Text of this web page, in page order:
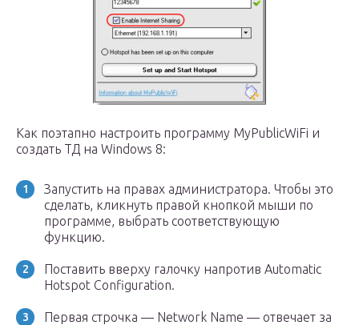
Как поэтапно настроить программу MyPublicWiFi и
создать ТД на Windows 8:
Запустить на правах администратора. Чтобы это
сделать, кликнуть правой кнопкой мыши по
программе, выбрать соответствующую
функцию.
Поставить вверху галочку напротив Automatic
Hotspot Configuration.
Первая строчка — Network Name — отвечает за